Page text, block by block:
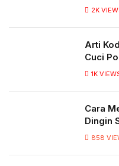
2K
Arti
Cuci
1K
Cara
Dingin
858